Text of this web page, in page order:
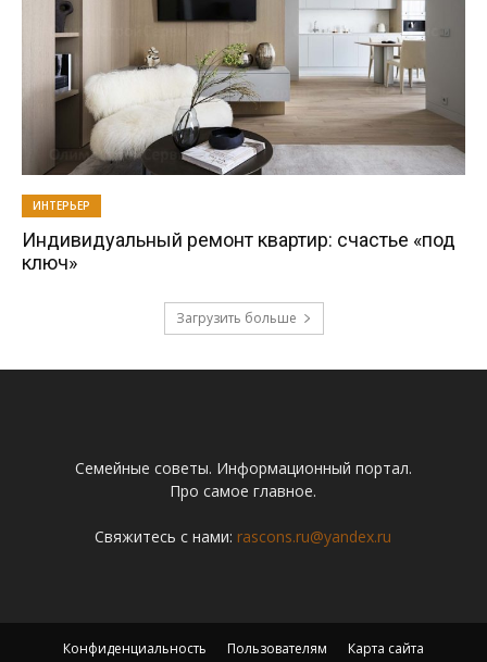
ИНТЕРЬЕР
Индивидуальный ремонт квартир: счастье «под
ключ»
Загрузить больше
Семейные советы. Информационный портал.
Про самое главное.
Свяжитесь с нами: rascons.ru@yandex.ru
Конфиденциальность Пользователям Карта сайта